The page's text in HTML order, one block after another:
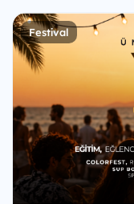
Festival